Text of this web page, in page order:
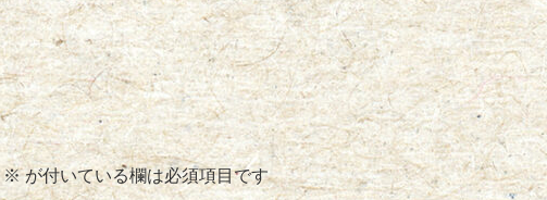
※が付いている欄は必須項目です